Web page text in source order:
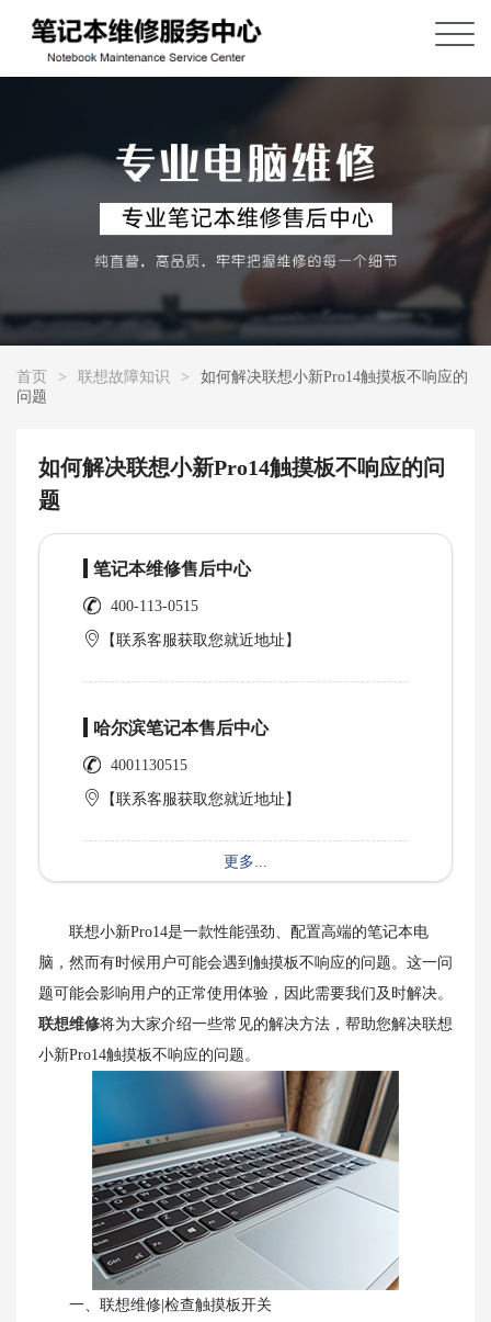
首页 > 联想故障知识 >
如何解决联想小新Pro14触摸板不响应的
问题
如何解决联想小新Pro14触摸板不响应的问
题
笔记本维修售后中心
400-113-0515
【联系客服获取您就近地址】
哈尔滨笔记本售后中心
4001130515
【联系客服获取您就近地址】
更多...
联想小新Pro14是一款性能强劲、配置高端的笔记本电
脑，然而有时候用户可能会遇到触摸板不响应的问题。这一问
题可能会影响用户的正常使用体验，因此需要我们及时解决。
联想维修将为大家介绍一些常见的解决方法，帮助您解决联想
小新Pro14触摸板不响应的问题。
一、联想维修|检查触摸板开关